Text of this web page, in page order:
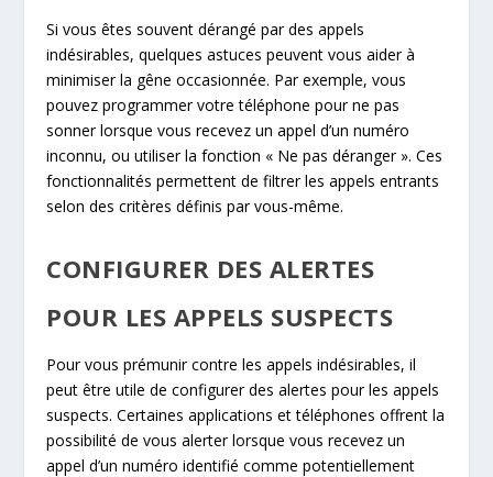
Si vous êtes souvent dérangé par des appels
indésirables, quelques astuces peuvent vous aider à
minimiser la gêne occasionnée. Par exemple, vous
pouvez programmer votre téléphone pour ne pas
sonner lorsque vous recevez un appel d’un numéro
inconnu, ou utiliser la fonction « Ne pas déranger ». Ces
fonctionnalités permettent de filtrer les appels entrants
selon des critères définis par vous-même.
CONFIGURER DES ALERTES
POUR LES APPELS SUSPECTS
Pour vous prémunir contre les appels indésirables, il
peut être utile de configurer des alertes pour les appels
suspects. Certaines applications et téléphones offrent la
possibilité de vous alerter lorsque vous recevez un
appel d’un numéro identifié comme potentiellement